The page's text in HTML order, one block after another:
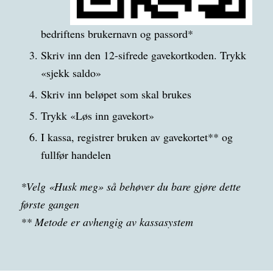
bedriftens brukernavn og passord*
Skriv inn den 12-sifrede gavekortkoden. Trykk
«sjekk saldo»
Skriv inn beløpet som skal brukes
Trykk «Løs inn gavekort»
I kassa, registrer bruken av gavekortet** og
fullfør handelen
*Velg «Husk meg» så behøver du bare gjøre dette
første gangen
** Metode er avhengig av kassasystem